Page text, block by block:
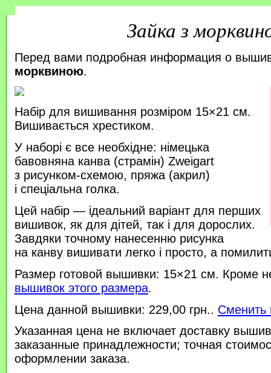
Зайка з
Перед вами подробная информация о
морквиною.
Набір для вишивання розміром 15×21 см.
Вишивається хрестиком.
У наборі є все необхідне: німецька
бавовняна канва (страмін) Zweigart
з рисунком-схемою, пряжа (акрил)
і спеціальна голка.
Цей набір — ідеальний варіант для перших
вишивок, як для дітей, так і для дорослих.
Завдяки точному нанесенню рисунка
на канву вишивати легко і просто, а
Размер готовой вышивки: 15×21 см. Кроме
вышивок этого размера.
Цена данной вышивки: 229,00 грн.. Сменить
Указанная цена не включает доставку
заказанные принадлежности; точная
оформлении заказа.